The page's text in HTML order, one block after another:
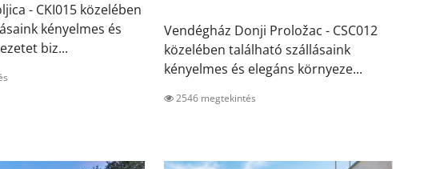
- CKI015 közelében
kényelmes és
biz...
Vendégház Donji Proložac - CSC012
közelében található szállásaink
kényelmes és elegáns környeze...
2546 megtekintés